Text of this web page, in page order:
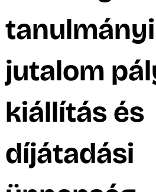
tanulmányi
jutalom
kiállítás és
díjátadási